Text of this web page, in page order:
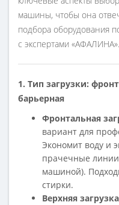
машины, чтобы она
подбора оборудования
с экспертами «АФАЛИНА».
1. Тип загрузки:
барьерная
Фронтальная
вариант для
Экономит воду и
прачечные
машиной).
стирки.
Верхняя загрузка